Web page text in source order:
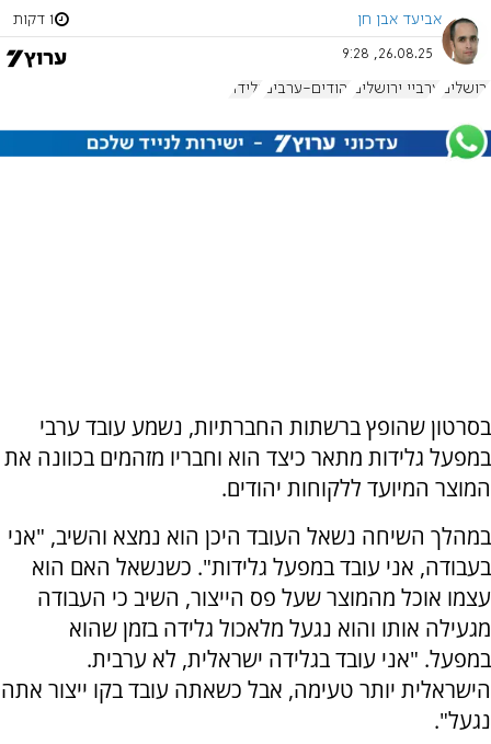
אביעד אבן חן 1 דקות
26.08.25, 9:28
ירושלים ערביי ירושלים יהודים-ערבים גלידה
בסרטון שהופץ ברשתות החברתיות, נשמע עובד ערבי
במפעל גלידות מתאר כיצד הוא וחבריו מזהמים בכוונה את
המוצר המיועד ללקוחות יהודים.
במהלך השיחה נשאל העובד היכן הוא נמצא והשיב, "אני
בעבודה, אני עובד במפעל גלידות". כשנשאל האם הוא
עצמו אוכל מהמוצר שעל פס הייצור, השיב כי העבודה
מגעילה אותו והוא נגעל מלאכול גלידה בזמן שהוא
במפעל. "אני עובד בגלידה ישראלית, לא ערבית.
הישראלית יותר טעימה, אבל כשאתה עובד בקו ייצור אתה
נגעל".